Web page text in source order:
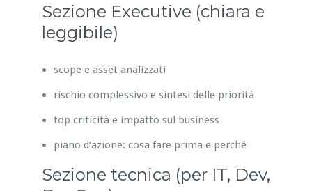
Sezione Executive (chiara e
leggibile)
scope e asset analizzati
rischio complessivo e sintesi delle priorità
top criticità e impatto sul business
piano d’azione: cosa fare prima e perché
Sezione tecnica (per IT, Dev,